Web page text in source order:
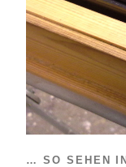
… SO SEHEN